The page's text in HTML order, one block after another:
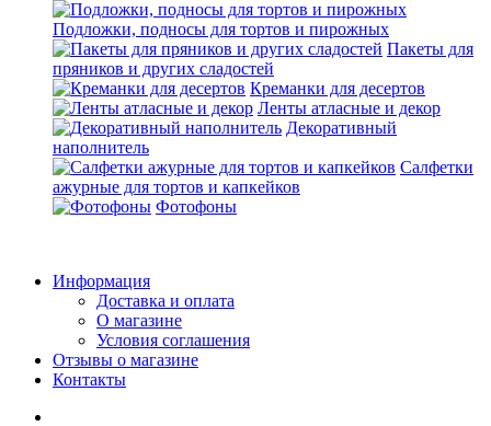
Подложки, подносы для тортов и пирожных
Пакеты для
пряников и других сладостей
Креманки для десертов
Ленты атласные и декор
Декоративный
наполнитель
Салфетки
ажурные для тортов и капкейков
Фотофоны
Информация
Доставка и оплата
О магазине
Условия соглашения
Отзывы о магазине
Контакты